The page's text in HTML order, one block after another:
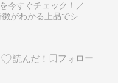
今すぐチェック！／
がわかる上品でシッ